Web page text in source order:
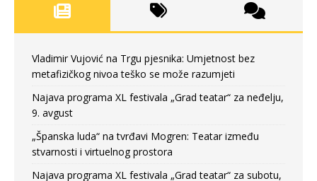
Vladimir Vujović na Trgu pjesnika: Umjetnost bez
metafizičkog nivoa teško se može razumjeti
Najava programa XL festivala „Grad teatar“ za neđelju,
9. avgust
„Španska luda“ na tvrđavi Mogren: Teatar između
stvarnosti i virtuelnog prostora
Najava programa XL festivala „Grad teatar“ za subotu,